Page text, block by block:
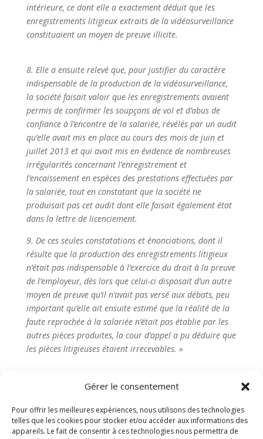
Gérer le consentement
Pour offrir les meilleures expériences, nous utilisons des technologies
telles que les cookies pour stocker et/ou accéder aux informations des
appareils. Le fait de consentir à ces technologies nous permettra de
intérieure, ce dont elle a exactement déduit que les
enregistrements litigieux extraits de la vidéosurveillance
constituaient un moyen de preuve illicite.
8. Elle a ensuite relevé que, pour justifier du caractère
indispensable de la production de la vidéosurveillance,
la société faisait valoir que les enregistrements avaient
permis de confirmer les soupçons de vol et d’abus de
confiance à l’encontre de la salariée, révélés par un audit
qu’elle avait mis en place au cours des mois de juin et
juillet 2013 et qui avait mis en évidence de nombreuses
irrégularités concernant l’enregistrement et
l’encaissement en espèces des prestations effectuées par
la salariée, tout en constatant que la société ne
produisait pas cet audit dont elle faisait également état
dans la lettre de licenciement.
9. De ces seules constatations et énonciations, dont il
résulte que la production des enregistrements litigieux
n’était pas indispensable à l’exercice du droit à la preuve
de l’employeur, dès lors que celui-ci disposait d’un autre
moyen de preuve qu’il n’avait pas versé aux débats, peu
important qu’elle ait ensuite estimé que la réalité de la
faute reprochée à la salariée n’était pas établie par les
autres pièces produites, la cour d’appel a pu déduire que
les pièces litigieuses étaient irrecevables. »
Articles récents
Burn-out : et si la meilleure résolution de la rentrée
était de prendre soin de soi… et des autres ?